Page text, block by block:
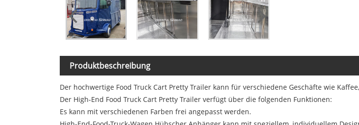
Produktbeschreibung
Der hochwertige Food Truck Cart Pretty Trailer kann für verschiedene Geschäfte wie
Der High-End Food Truck Cart Pretty Trailer verfügt über die folgenden Funktionen:
Es kann mit verschiedenen Farben frei angepasst werden.